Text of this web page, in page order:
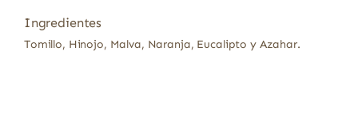
Ingredientes
Tomillo, Hinojo, Malva, Naranja, Eucalipto y Azahar.